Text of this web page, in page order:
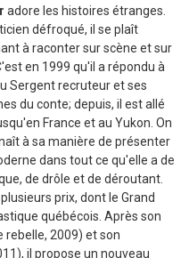
adore les histoires étranges.
défroqué, il se plaît
à raconter sur scène et sur
en 1999 qu'il a répondu à
Sergent recruteur et ses
du conte; depuis, il est allé
France et au Yukon. On
à sa manière de présenter
dans tout ce qu'elle a de
de drôle et de déroutant.
prix, dont le Grand
québécois. Après son
rebelle, 2009) et son
il propose un nouveau